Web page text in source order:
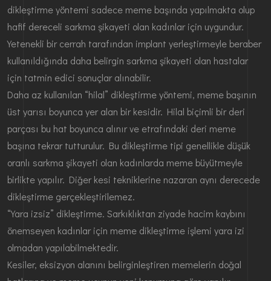
dikleştirme yöntemi sadece meme başında yapılmakta olup
hafif dereceli sarkma şikayeti olan kadınlar için uygundur.
Yetenekli bir cerrah tarafından implant yerleştirmeyle beraber
kullanıldığında daha belirgin sarkma şikayeti olan hastalar
için tatmin edici sonuçlar alınabilir.
Daha az kullanılan “hilal” dikleştirme yöntemi, meme başının
üst yarısı boyunca yer alan bir kesidir. Hilal biçimli bir deri
parçası bu hat boyunca alınır ve etrafındaki deri meme
başına tekrar tutturulur. Bu dikleştirme tipi genellikle düşük
oranlı sarkma şikayeti olan kadınlarda meme büyütmeyle
birlikte yapılır. Diğer kesi tekniklerine nazaran aynı derecede
dikleştirme gerçekleştirilemez.
“Yara izsiz” dikleştirme. Sarkıklıktan ziyade hacim kaybını
önemseyen kadınlar için meme dikleştirme işlemi yara izi
olmadan yapılabilmektedir.
Kesiler, eksizyon alanını belirginleştiren memelerin doğal